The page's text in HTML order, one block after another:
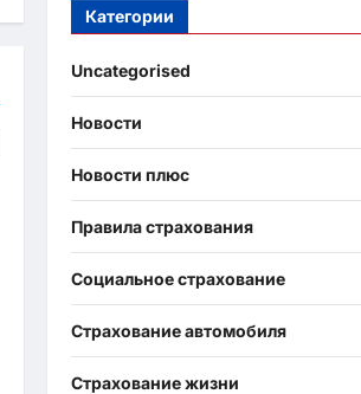
Категории
Uncategorised
Новости
Новости плюс
Правила страхования
Социальное страхование
Страхование автомобиля
Страхование жизни